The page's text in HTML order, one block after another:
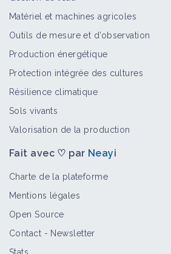
Fusarioses
Fusariose
Bioagresseur
Matériel et machines agricoles
Outils de mesure et d’observation
Production énergétique
Protection intégrée des cultures
Résilience climatique
Sols vivants
Valorisation de la production
Fait avec ♡ par Neayi
Charte de la plateforme
Mentions légales
Open Source
Contact - Newsletter